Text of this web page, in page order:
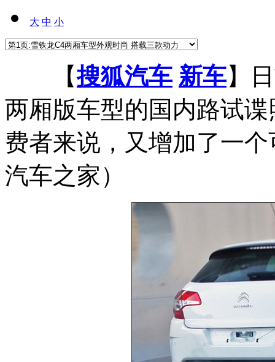
大 中 小
【搜狐汽车 新车】
两厢版车型的国内路试
费者来说，又增加了一
汽车之家）